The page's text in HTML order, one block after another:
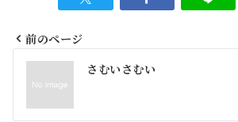
投
ナ
前のページ
さむいさむい